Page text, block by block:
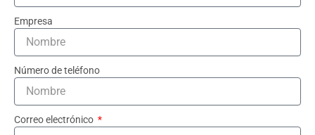
Empresa
Número de teléfono
Correo electrónico